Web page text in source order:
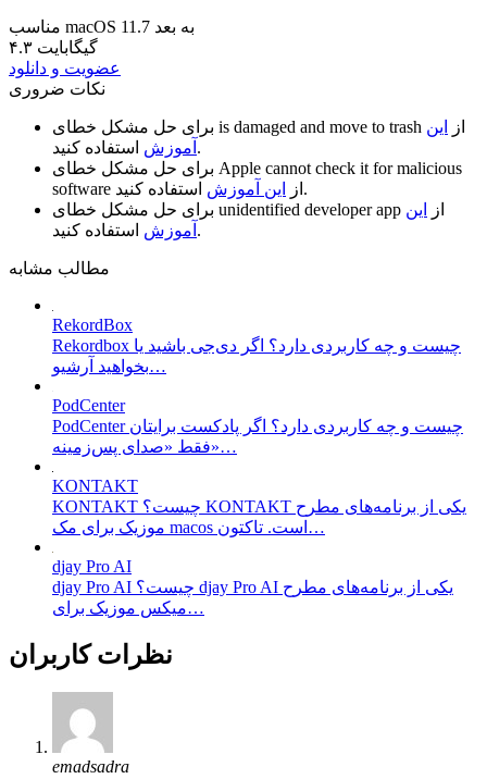
مناسب macOS 11.7 به بعد
۴.۳ گیگابایت
عضویت و دانلود
نکات ضروری
is damaged and move to trash از
این
آموزش استفاده کنید.
Apple cannot check it for malicious
software
از این آموزش
استفاده کنید.
unidentified developer app از
این
آموزش استفاده کنید.
مطالب مشابه
RekordBox
Rekordbox چیست و چه کاربردی دارد؟ اگر دی‌جی باشید یا
بخواهید آرشیو…
PodCenter
PodCenter چیست و چه کاربردی دارد؟ اگر پادکست برایتان
فقط «صدای پس‌زمینه»…
KONTAKT
KONTAKT چیست؟ KONTAKT یکی از برنامه‌های مطرح
موزیک برای مک macos است. تاکتون…
djay Pro AI
djay Pro AI چیست؟ djay Pro AI یکی از برنامه‌های مطرح
میکس موزیک برای…
نظرات کاربران
emadsadra